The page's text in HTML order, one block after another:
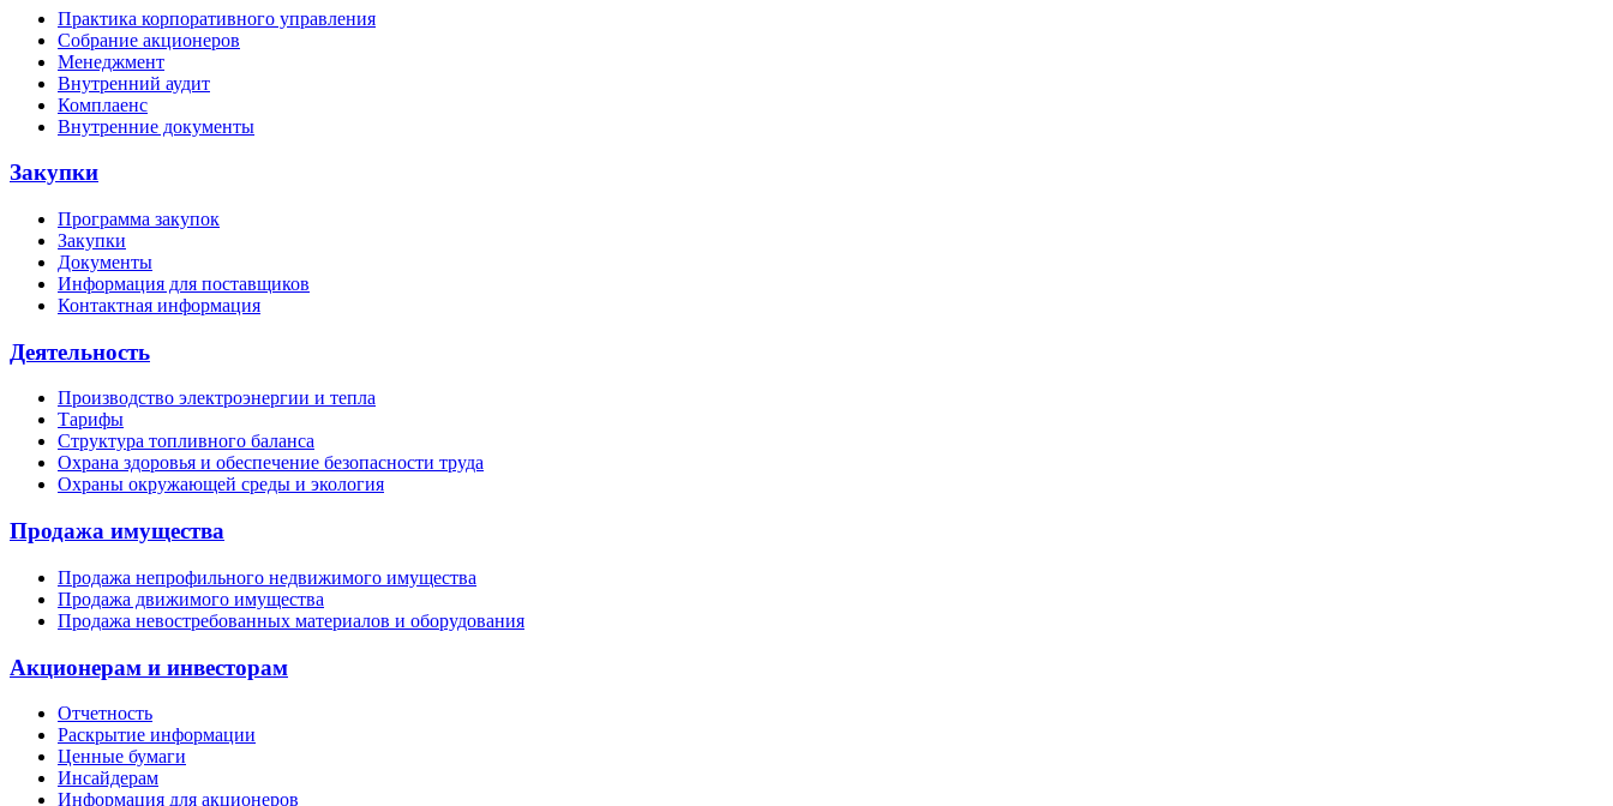
Практика корпоративного управления
Собрание акционеров
Менеджмент
Внутренний аудит
Комплаенс
Внутренние документы
Закупки
Программа закупок
Закупки
Документы
Информация для поставщиков
Контактная информация
Деятельность
Производство электроэнергии и тепла
Тарифы
Структура топливного баланса
Охрана здоровья и обеспечение безопасности труда
Охраны окружающей среды и экология
Продажа имущества
Продажа непрофильного недвижимого имущества
Продажа движимого имущества
Продажа невостребованных материалов и оборудования
Акционерам и инвесторам
Отчетность
Раскрытие информации
Ценные бумаги
Инсайдерам
Информация для акционеров